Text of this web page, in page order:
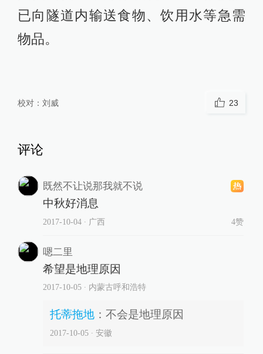
已向隧道内输送食物、饮用水等急需
物品。
校对： 刘威 23
评论
既然不让说那我就不说
中秋好消息
2017-10-04∙ 广西 4赞
嗯二里
希望是地理原因
2017-10-05∙ 内蒙古呼和浩特
托蒂拖地： 不会是地理原因
2017-10-05∙ 安徽